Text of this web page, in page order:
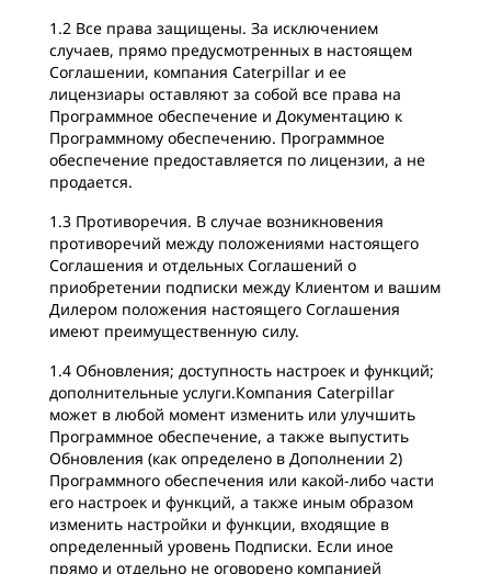
1.2 Все права защищены. За исключением
случаев, прямо предусмотренных в настоящем
Соглашении, компания Caterpillar и ее
лицензиары оставляют за собой все права на
Программное обеспечение и Документацию к
Программному обеспечению. Программное
обеспечение предоставляется по лицензии, а не
продается.
1.3 Противоречия. В случае возникновения
противоречий между положениями настоящего
Соглашения и отдельных Соглашений о
приобретении подписки между Клиентом и вашим
Дилером положения настоящего Соглашения
имеют преимущественную силу.
1.4 Обновления; доступность настроек и функций;
дополнительные услуги.Компания Caterpillar
может в любой момент изменить или улучшить
Программное обеспечение, а также выпустить
Обновления (как определено в Дополнении 2)
Программного обеспечения или какой-либо части
его настроек и функций, а также иным образом
изменить настройки и функции, входящие в
определенный уровень Подписки. Если иное
прямо и отдельно не оговорено компанией